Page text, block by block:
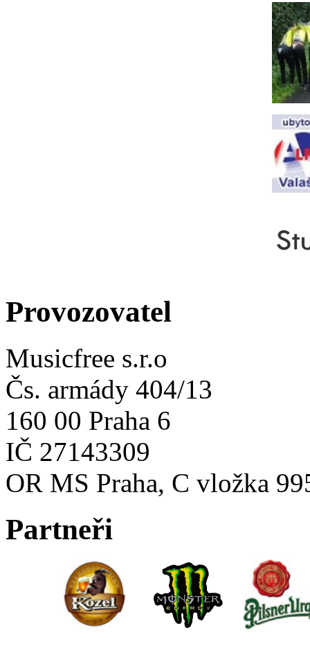
Provozovatel
Musicfree s.r.o
Čs. armády 404/13
160 00 Praha 6
IČ 27143309
OR MS Praha, C vložka
Partneři